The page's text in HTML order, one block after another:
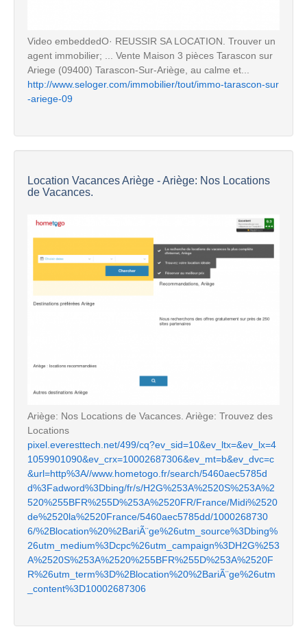
Video embeddedO· REUSSIR SA LOCATION. Trouver un
agent immobilier; ... Vente Maison 3 pièces Tarascon sur
Ariege (09400) Tarascon-Sur-Ariège, au calme et...
http://www.seloger.com/immobilier/tout/immo-tarascon-sur
-ariege-09
Location Vacances Ariège - Ariège: Nos Locations
de Vacances.
Ariège: Nos Locations de Vacances. Ariège: Trouvez des
Locations
pixel.everesttech.net/499/cq?ev_sid=10&ev_ltx=&ev_lx=4
1059901090&ev_crx=10002687306&ev_mt=b&ev_dvc=c
&url=http%3A//www.hometogo.fr/search/5460aec5785d
d%3Fadword%3Dbing/fr/s/H2G%253A%2520S%253A%2
520%255BFR%255D%253A%2520FR/France/Midi%2520
de%2520la%2520France/5460aec5785dd/1000268730
6/%2Blocation%20%2BariÃ¨ge%26utm_source%3Dbing%
26utm_medium%3Dcpc%26utm_campaign%3DH2G%253
A%2520S%253A%2520%255BFR%255D%253A%2520F
R%26utm_term%3D%2Blocation%20%2BariÃ¨ge%26utm
_content%3D10002687306